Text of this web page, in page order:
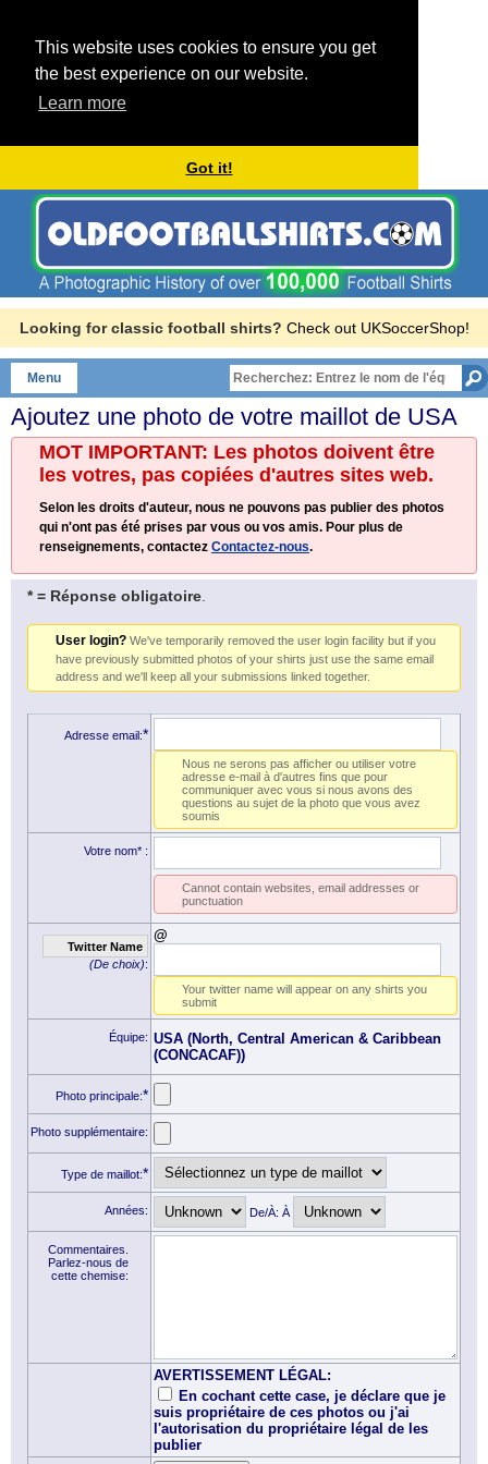
This website uses cookies to ensure you get
the best experience on our website.
Learn more
Got it!
Looking for classic football shirts? Check out UKSoccerShop!
Menu
Ajoutez une photo de votre maillot de USA
MOT IMPORTANT: Les photos doivent être
les votres, pas copiées d'autres sites web.
Selon les droits d'auteur, nous ne pouvons pas publier des photos
qui n'ont pas été prises par vous ou vos amis. Pour plus de
renseignements, contactez Contactez-nous.
* = Réponse obligatoire
User login? We've temporarily removed the user login facility but if you
have previously submitted photos of your shirts just use the same email
address and we'll keep all your submissions linked together.
Adresse email:*
Nous ne serons pas afficher ou utiliser votre
adresse e-mail à d'autres fins que pour
communiquer avec vous si nous avons des
questions au sujet de la photo que vous avez
soumis
Votre nom* :
Cannot contain websites, email addresses or
punctuation
Twitter Name
(De choix):
@
Your twitter name will appear on any shirts you
submit
Équipe: USA (North, Central American & Caribbean
(CONCACAF))
Photo principale:*
Photo supplémentaire:
Type de maillot:*
Années: De/À: À
Commentaires.
Parlez-nous de
cette chemise:
AVERTISSEMENT LÉGAL:
En cochant cette case, je déclare que je
suis propriétaire de ces photos ou j'ai
l'autorisation du propriétaire légal de les
publier